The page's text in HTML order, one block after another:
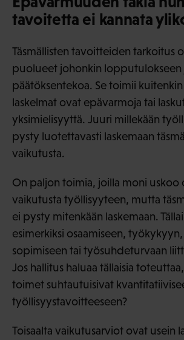
tavoitetta ei kannata
Täsmällisten tavoitteiden tarkoitus
puolueet johonkin lopputulokseen
päätöksentekoa. Se toimii
laskelmat ovat epävarmoja tai
yksimielisyyttä. Juuri millekään
pysty luotettavasti laskemaan
vaikutusta.
On paljon toimia, joilla moni uskoo
vaikutusta työllisyyteen, mutta
ei pysty mitenkään laskemaan.
esimerkiksi osaamiseen,
sopimiseen tai työsuhdeturvaan
Jos hallitus haluaa tällaisia
toimet suhtautuisivat
työllisyystavoitteeseen?
Toisaalta vaikutusarviot ovat usein